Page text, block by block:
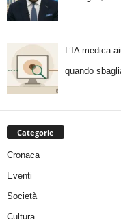
L’IA medica
quando
Categorie
Cronaca
Eventi
Società
Cultura